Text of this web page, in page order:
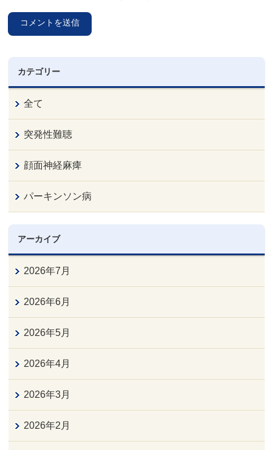
カテゴリー
全て
突発性難聴
顔面神経麻痺
パーキンソン病
アーカイブ
2026年7月
2026年6月
2026年5月
2026年4月
2026年3月
2026年2月